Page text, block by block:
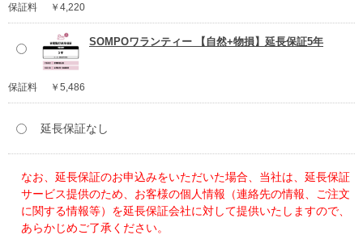
保証料 ￥4,220
SOMPOワランティー 【自然+物損】延長保証5年
保証料 ￥5,486
延長保証なし
なお、延長保証のお申込みをいただいた場合、当社は、延長保証
サービス提供のため、お客様の個人情報（連絡先の情報、ご注文
に関する情報等）を延長保証会社に対して提供いたしますので、
あらかじめご了承ください。